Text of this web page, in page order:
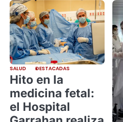
SALUD DESTACADAS
Hito en la
medicina fetal:
el Hospital